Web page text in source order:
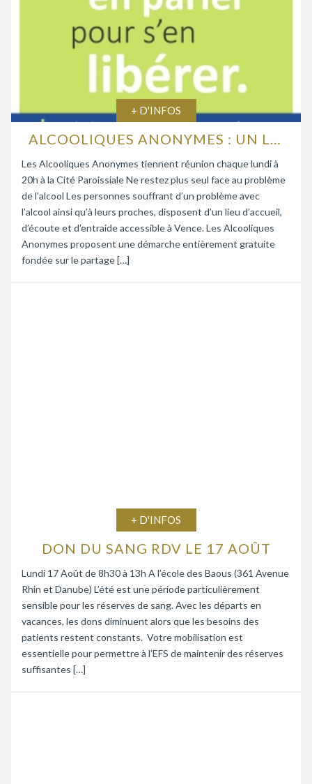
+ D'INFOS
ALCOOLIQUES ANONYMES : UN LIEU D’ÉCOUTE ET D’ENTRAIDE
Les Alcooliques Anonymes tiennent réunion chaque lundi à
20h à la Cité Paroissiale Ne restez plus seul face au problème
de l’alcool Les personnes souffrant d’un problème avec
l’alcool ainsi qu’à leurs proches, disposent d’un lieu d’accueil,
d’écoute et d’entraide accessible à Vence. Les Alcooliques
Anonymes proposent une démarche entièrement gratuite
fondée sur le partage […]
+ D'INFOS
DON DU SANG RDV LE 17 AOÛT
Lundi 17 Août de 8h30 à 13h A l’école des Baous (361 Avenue
Rhin et Danube) L’été est une période particulièrement
sensible pour les réserves de sang. Avec les départs en
vacances, les dons diminuent alors que les besoins des
patients restent constants. Votre mobilisation est
essentielle pour permettre à l’EFS de maintenir des réserves
suffisantes […]